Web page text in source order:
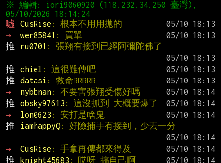
※ 編輯: iori9060920 (118.232.34.250 臺灣),
噓
CusRise : 根本不用用拋的
→
wer85841 : 買單
推
ru0701 : 張翔有接到已經阿彌陀佛了
推
chiel : 這很難傳吧
推
datasi : 救命RRRRR
→
nybbnan: 不要害張翔受傷好嗎
推
obsky97613 : 這沒抓到 大概要爆了
→
lon0623 : 安打是啥鬼
推
iamhappyQ: 好險捕手有接到，少丟一分
→
CusRise : 手拿再傳都來得及
推
knight45683 : 哎呀 搞自己啊